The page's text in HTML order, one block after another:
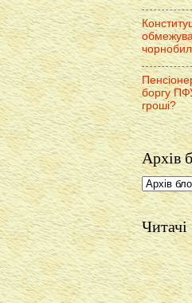
боргу
гроші?
Архів
Читачі